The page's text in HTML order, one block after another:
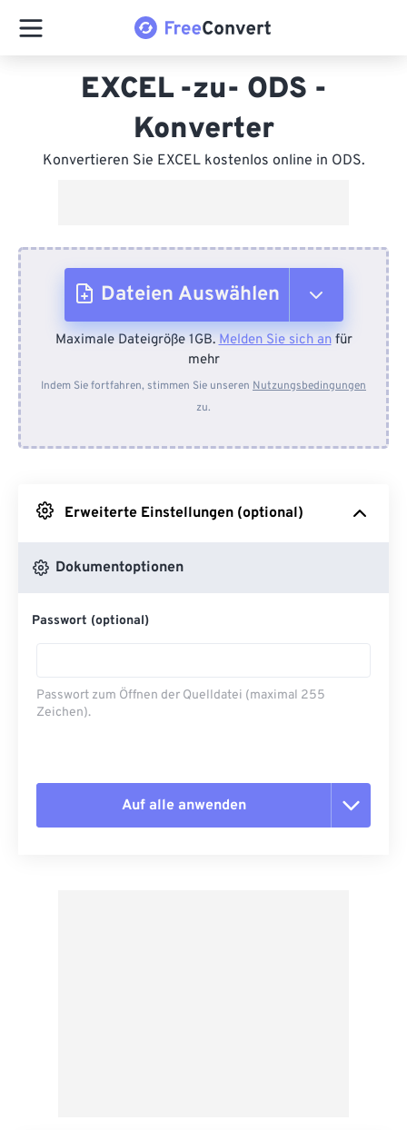
EXCEL -zu- ODS -
Konverter
Konvertieren Sie EXCEL kostenlos online in ODS.
Dateien Auswählen
Vom Gerät
Von Dropbox
Maximale Dateigröße 1GB.Melden Sie sich anfür
mehr
Indem Sie fortfahren, stimmen Sie unseren Nutzungsbedingungen
zu.
Erweiterte Einstellungen (optional)
Dokumentoptionen
Passwort (optional)
Passwort zum Öffnen der Quelldatei (maximal 255
Zeichen).
Auf alle anwenden